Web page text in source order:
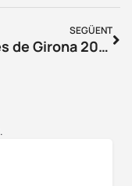
SEGÜENT
Fires de Girona 2025: Agenda del dimarts 28 d’octubre